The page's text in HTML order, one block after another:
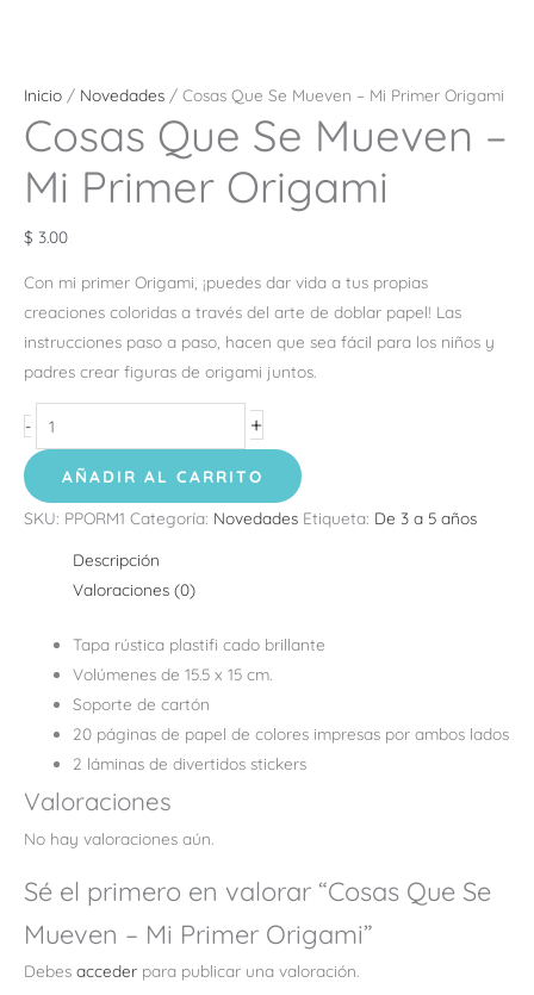
Inicio / Novedades / Cosas Que Se Mueven – Mi Primer Origami
Cosas Que Se Mueven –
Mi Primer Origami
$ 3.00
Con mi primer Origami, ¡puedes dar vida a tus propias
creaciones coloridas a través del arte de doblar papel! Las
instrucciones paso a paso, hacen que sea fácil para los niños y
padres crear figuras de origami juntos.
- +
AÑADIR AL CARRITO
SKU: PPORM1 Categoría: Novedades Etiqueta: De 3 a 5 años
Descripción
Valoraciones (0)
Tapa rústica plastifi cado brillante
Volúmenes de 15.5 x 15 cm.
Soporte de cartón
20 páginas de papel de colores impresas por ambos lados
2 láminas de divertidos stickers
Valoraciones
No hay valoraciones aún.
Sé el primero en valorar “Cosas Que Se
Mueven – Mi Primer Origami”
Debes acceder para publicar una valoración.